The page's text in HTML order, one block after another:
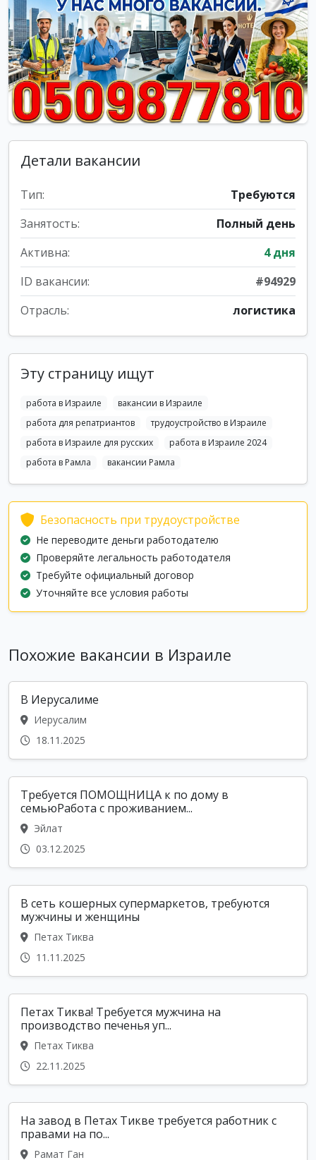
Детали вакансии
Тип:
Требуются
Занятость:
Полный день
Активна:
4 дня
ID вакансии:
#94929
Отрасль:
логистика
Эту страницу ищут
работа в Израиле
вакансии в Израиле
работа для репатриантов
трудоустройство в Израиле
работа в Израиле для русских
работа в Израиле 2024
работа в Рамла
вакансии Рамла
Безопасность при трудоустройстве
Не переводите деньги работодателю
Проверяйте легальность работодателя
Требуйте официальный договор
Уточняйте все условия работы
Похожие вакансии в Израиле
В Иерусалиме
Иерусалим
18.11.2025
Требуется ПОМОЩНИЦА к по дому в
семьюРабота с проживанием...
Эйлат
03.12.2025
В сеть кошерных супермаркетов, требуются
мужчины и женщины
Петах Тиква
11.11.2025
Петах Тиква! Требуется мужчина на
производство печенья уп...
Петах Тиква
22.11.2025
На завод в Петах Тикве требуется работник с
правами на по...
Рамат Ган